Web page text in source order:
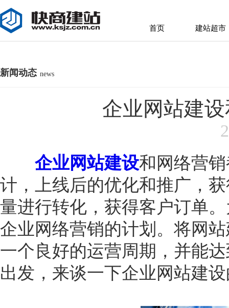
建站超市
建站超市
首页
首页
新闻动态 news
企业网站建
企业网站建设和网络营
计，上线后的优化和推广，
量进行转化，获得客户订单
企业网络营销的计划。将网
一个良好的运营周期，并能
出发，来谈一下企业网站建